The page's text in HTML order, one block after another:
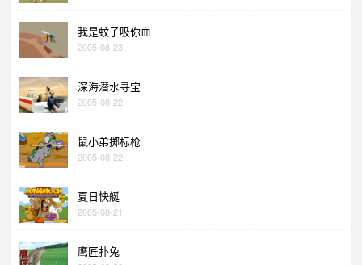
我是蚊子吸你血
2005-08-23
深海潜水寻宝
2005-08-22
鼠小弟掷标枪
2005-08-22
夏日快艇
2005-08-21
鹰匠扑兔